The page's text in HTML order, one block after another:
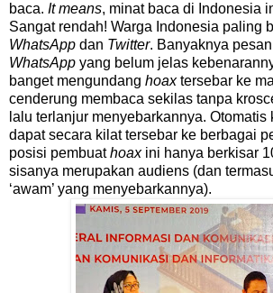
baca. It means, minat baca di Indonesia
Sangat rendah! Warga Indonesia paling
WhatsApp dan Twitter. Banyaknya
WhatsApp yang belum jelas
banget mengundang hoaxtersebar ke
cenderung membaca sekilas tanpa
lalu terlanjur menyebarkannya. Otomatis
dapat secara kilat tersebar ke berbagai
posisi pembuathoax ini hanya berkisar
sisanya merupakan audiens (dan
‘awam’ yang menyebarkannya).